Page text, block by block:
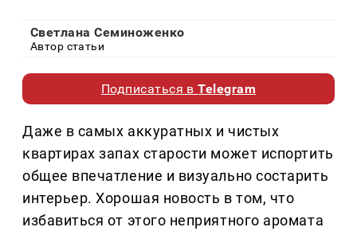
Светлана Семиноженко
Автор статьи
Подписаться вTelegram
Даже в самых аккуратных и чистых
квартирах запах старости может испортить
общее впечатление и визуально состарить
интерьер. Хорошая новость в том, что
избавиться от этого неприятного аромата